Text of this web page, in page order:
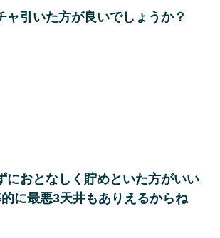
引いた方が良いでしょうか？
におとなしく貯めといた方がいい
に最悪3天井もありえるからね